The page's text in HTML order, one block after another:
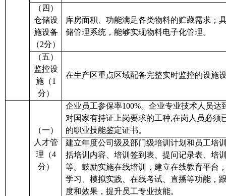
（ 四 ）
仓储设
施设备
（2分）
库房面积、功能满足各类物料的贮藏需求；
储管理系统 ，能够实现物料电子化管理。
（五）
监控设
施（1
分）
在生产区重点区域配备完整实时监控的设施
（一）
人才管
理（4
分）
企业员工参保率100%。企业专业技术人员达
对国家有持证上岗要求的工种,在岗人员必须
的职业技能鉴定证书。
建立年度公司级及部门级培训计划和 员工培
括培训内容、培训签到表、提问记录表、培
等。鼓励实施在线培训 ，建立在线教育平台
学习、模拟实践、在线考试、直播等功能，
度和效果，提升员工专业技能。